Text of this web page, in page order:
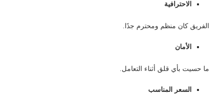
الاحترافية
الفريق كان منظم ومحترم جدًا.
الأمان
ما حسيت بأي قلق أثناء التعامل.
السعر المناسب